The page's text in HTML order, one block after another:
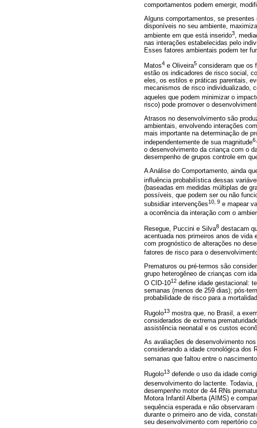
comportamentos podem emergir,
Alguns comportamentos, se
disponíveis no seu ambiente,
ambiente em que está inserido3
,
nas interações estabelecidas pelo
Esses fatores ambientais podem ter
Matos4 e Oliveira5 consideram que os
estão os indicadores de risco social,
eles, os estilos e práticas parentais,
mecanismos de risco individualizado,
aqueles que podem minimizar o
risco) pode promover o
Atrasos no desenvolvimento são
ambientais, envolvendo interações
mais importante na determinação de
independentemente de sua magnitude
o desenvolvimento da criança com o
desempenho de grupos controle em
A Análise do Comportamento, ainda
influência probabilística dessas
(baseadas em medidas múltiplas de
possíveis, que podem ser ou não
subsidiar intervenções10, 9 e mapear
a ocorrência da interação com o
Resegue, Puccini e Silva8 destacam
acentuada nos primeiros anos de
com prognóstico de alterações no
fatores de risco para o
Prematuros ou pré-termos são
grupo heterogêneo de crianças com
O CID-1012 define idade gestacional:
semanas (menos de 259 dias); pós-
probabilidade de risco para a
Rugolo13 mostra que, no Brasil, a
considerados de extrema
assistência neonatal e os custos
As avaliações de desenvolvimento
considerando a idade cronológica dos
semanas que faltou entre o
Rugolo13 defende o uso da idade
desenvolvimento do lactente.
desempenho motor de 44 RNs
Motora Infantil Alberta (AIMS) e
sequência esperada e não
durante o primeiro ano de vida,
seu desenvolvimento com repertório